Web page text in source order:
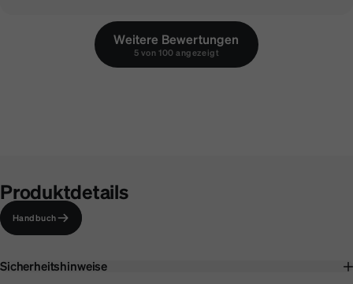
Weitere Bewertungen
5 von 100 angezeigt
Produktdetails
Handbuch
Sicherheitshinweise